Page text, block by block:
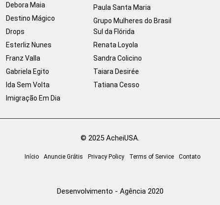
Debora Maia
Destino Mágico
Drops
Esterliz Nunes
Franz Valla
Gabriela Egito
Ida Sem Volta
Imigração Em Dia
Paula Santa Maria
Grupo Mulheres do Brasil
Sul da Flórida
Renata Loyola
Sandra Colicino
Taiara Desirée
Tatiana Cesso
© 2025 AcheiUSA.
Início Anuncie Grátis Privacy Policy Terms of Service Contato
Desenvolvimento - Agência 2020